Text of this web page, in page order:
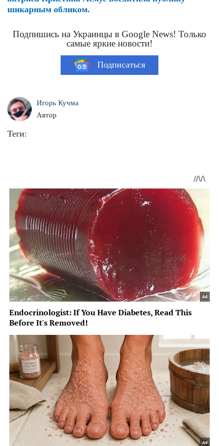
шикарным обликом.
Подпишись на Украинцы в Google News! Только
самые яркие новости!
Подписаться
Игорь Кучма
Автор
Теги: